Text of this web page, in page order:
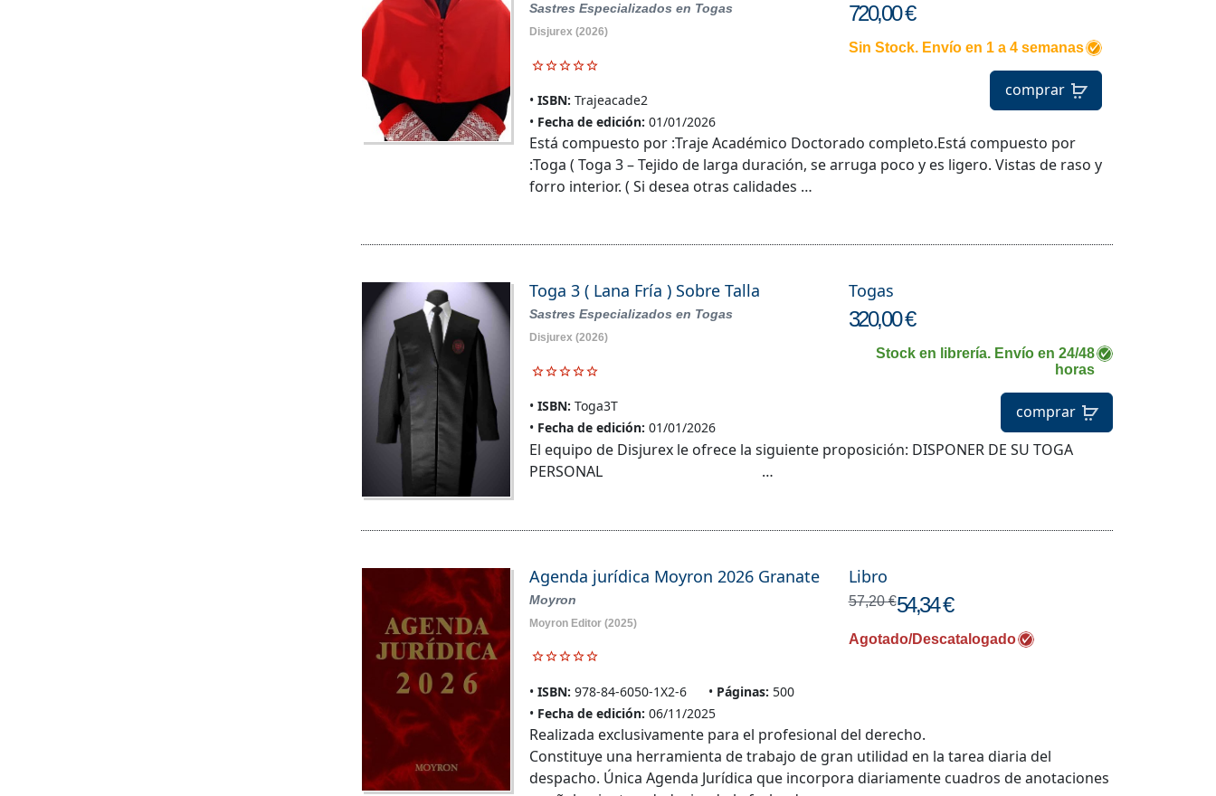
Sastres Especializados en Togas
Disjurex (2026)
ISBN: Trajeacade2
Fecha de edición: 01/01/2026
720,00 €
Sin Stock. Envío en 1 a 4 semanas
comprar
Está compuesto por :Traje Académico Doctorado completo.Está compuesto por
:Toga ( Toga 3 – Tejido de larga duración, se arruga poco y es ligero. Vistas de raso y
forro interior. ( Si desea otras calidades …
Toga 3 ( Lana Fría ) Sobre Talla
Sastres Especializados en Togas
Disjurex (2026)
ISBN: Toga3T
Fecha de edición: 01/01/2026
Togas
320,00 €
Stock en librería. Envío en 24/48
horas
comprar
El equipo de Disjurex le ofrece la siguiente proposición: DISPONER DE SU TOGA
PERSONAL …
Agenda jurídica Moyron 2026 Granate
Moyron
Moyron Editor (2025)
ISBN: 978-84-6050-1X2-6 Páginas: 500
Fecha de edición: 06/11/2025
Libro
57,20 €54,34 €
Agotado/Descatalogado
Realizada exclusivamente para el profesional del derecho.
Constituye una herramienta de trabajo de gran utilidad en la tarea diaria del
despacho. Única Agenda Jurídica que incorpora diariamente cuadros de anotaciones